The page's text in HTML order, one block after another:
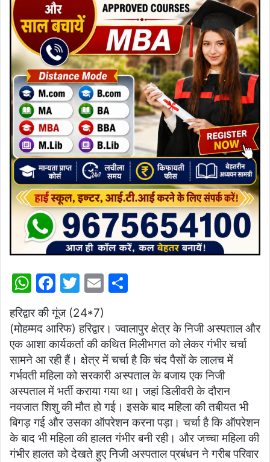
W
at
s
A
p
p
F
a
c
e
b
o
o
k
T
w
itt
er
E
ai
l
ar
e
हरिद्वार की गूंज (24*7)
(मोहम्मद आरिफ) हरिद्वार। ज्वालापुर क्षेत्र के निजी अस्पताल और
एक आशा कार्यकर्ता की कथित मिलीभगत को लेकर गंभीर चर्चा
सामने आ रही हैं। क्षेत्र में चर्चा है कि चंद पैसों के लालच में
गर्भवती महिला को सरकारी अस्पताल के बजाय एक निजी
अस्पताल में भर्ती कराया गया था। जहां डिलीवरी के दौरान
नवजात शिशु की मौत हो गई। इसके बाद महिला की तबीयत भी
बिगड़ गई और उसका ऑपरेशन करना पड़ा। चर्चा है कि ऑपरेशन
के बाद भी महिला की हालत गंभीर बनी रही। और जच्चा महिला की
गंभीर हालत को देखते हुए निजी अस्पताल प्रबंधन ने गरीब परिवार